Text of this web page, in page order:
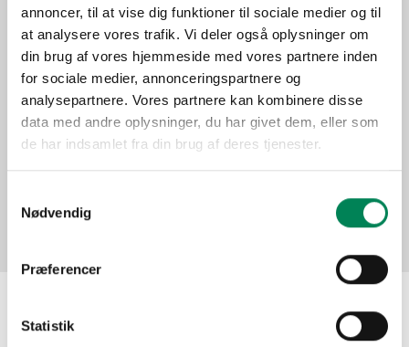
annoncer, til at vise dig funktioner til sociale medier og til
at analysere vores trafik. Vi deler også oplysninger om
din brug af vores hjemmeside med vores partnere inden
for sociale medier, annonceringspartnere og
analysepartnere. Vores partnere kan kombinere disse
data med andre oplysninger, du har givet dem, eller som
de har indsamlet fra din brug af deres tjenester.
Nødvendig
Præferencer
Statistik
Application
Season(s)
Function
Pictures
The material may be used for other publication